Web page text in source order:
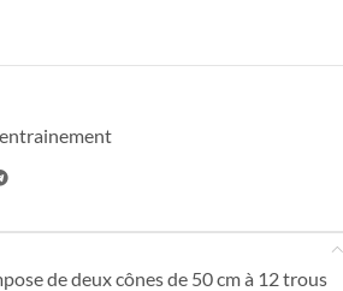
de deux cônes de 50 cm à 12 trous